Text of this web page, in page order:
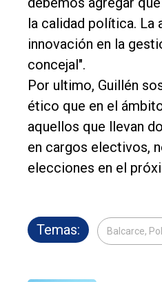
la calidad política. La
innovación en la
concejal".
Por ultimo, Guillén
ético que en el
aquellos que llevan
en cargos electivos,
elecciones en el
Temas: Balcarce,